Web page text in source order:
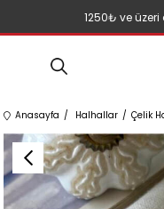
1250₺ ve üzeri
Anasayfa Halhallar Çelik